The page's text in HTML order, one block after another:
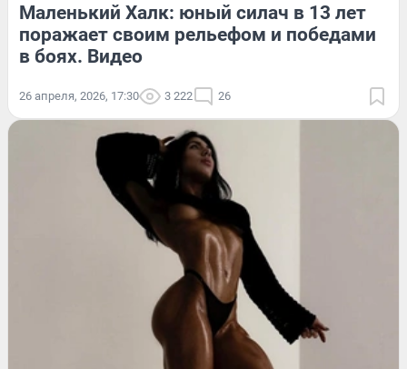
Маленький Халк: юный силач в 13 лет
поражает своим рельефом и победами
в боях. Видео
26 апреля, 2026, 17:30 3 222 26